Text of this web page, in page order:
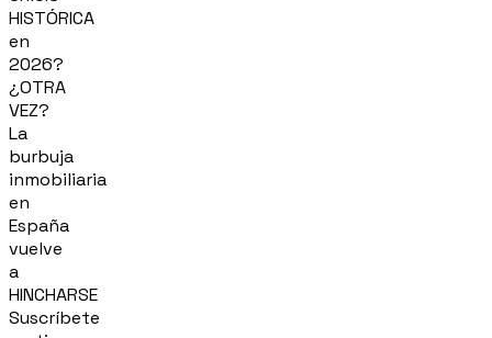
HISTÓRICA
en
2026?
¿OTRA
VEZ?
La
burbuja
inmobiliaria
en
España
vuelve
a
HINCHARSE
Suscríbete